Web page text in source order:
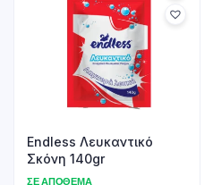
Endless Λευκαντικό
Σκόνη 140gr
ΣΕ ΑΠΌΘΕΜΑ